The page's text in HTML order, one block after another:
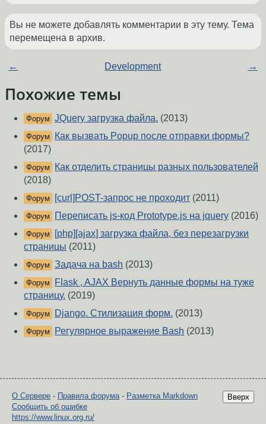
Вы не можете добавлять комментарии в эту тему. Тема
перемещена в архив.
← Development →
Похожие темы
Форум JQuery загрузка файла. (2013)
Форум
Как вызвать Popup после отправки формы?
(2017)
Форум
Как отделить страницы разных пользователей
(2018)
Форум [curl]POST-запрос не проходит (2011)
Форум Переписать js-код Prototype.js на jquery (2016)
Форум
[php][ajax] загрузка файла, без перезагрузки
страницы (2011)
Форум Задача на bash (2013)
Форум
Flask , AJAX Вернуть данные формы на туже
страницу. (2019)
Форум Django. Стилизация форм. (2013)
Форум Регулярное выражение Bash (2013)
Вверх
О Сервере - Правила форума- Разметка Markdown
Сообщить об ошибке
https://www.linux.org.ru/